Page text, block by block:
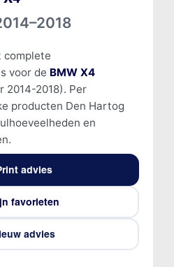
complete
voor de BMW X4
2014-2018). Per
producten Den Hartog
en
advies
favorieten
advies